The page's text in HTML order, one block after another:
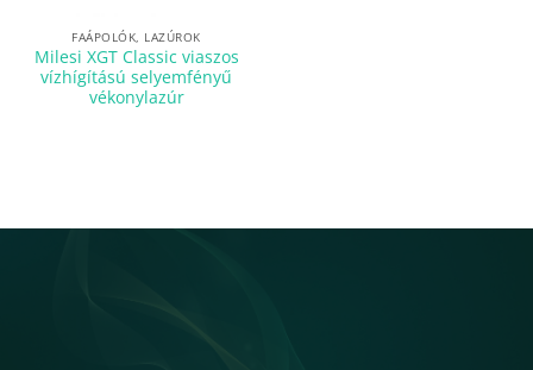
FAÁPOLÓK, LAZÚROK
Milesi XGT Classic viaszos
vízhígítású selyemfényű
vékonylazúr